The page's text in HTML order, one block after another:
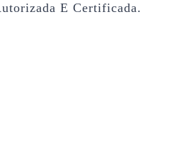
E Certificada.